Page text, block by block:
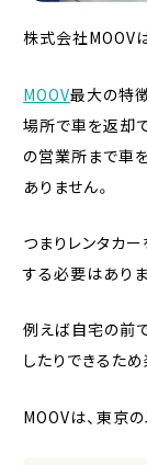
株式会社MOOV
MOOV最大の特
場所で車を返却
の営業所まで車
ありません。
つまりレンタカ
する必要はありま
例えば自宅の前
したりできるため
MOOVは、東京